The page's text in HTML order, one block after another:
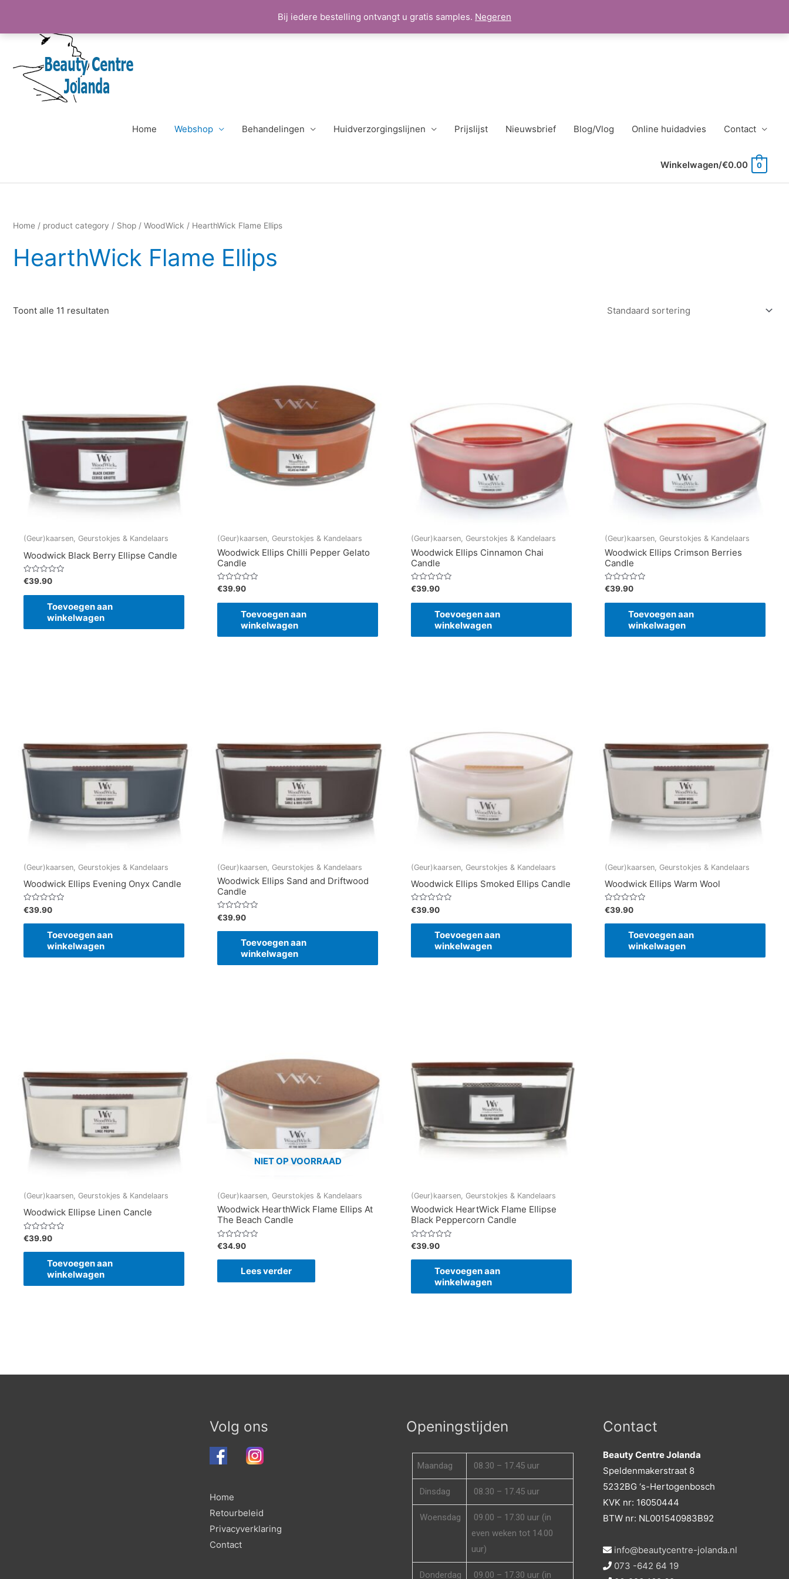
Bij iedere bestelling ontvangt u gratis samples. Negeren
Home Webshop Behandelingen Huidverzorgingslijnen Prijslijst Nieuwsbrief Blog/Vlog Online huidadvies Contact
Winkelwagen/€0.00 0
Home / product category / Shop / WoodWick / HearthWick Flame Ellips
HearthWick Flame Ellips
Toont alle 11 resultaten
(Geur)kaarsen, Geurstokjes & Kandelaars
Woodwick Black Berry Ellipse Candle
Gewaardeerd
uit
€39.90
Toevoegen aan
winkelwagen
(Geur)kaarsen, Geurstokjes & Kandelaars
Woodwick Ellips Chilli Pepper Gelato
Candle
Gewaardeerd
uit
€39.90
Toevoegen aan
winkelwagen
(Geur)kaarsen, Geurstokjes & Kandelaars
Woodwick Ellips Cinnamon Chai
Candle
Gewaardeerd
uit
€39.90
Toevoegen aan
winkelwagen
(Geur)kaarsen, Geurstokjes & Kandelaars
Woodwick Ellips Crimson Berries
Candle
Gewaardeerd
uit
€39.90
Toevoegen aan
winkelwagen
(Geur)kaarsen, Geurstokjes & Kandelaars
Woodwick Ellips Evening Onyx Candle
Gewaardeerd
0
uit
€39.90
Toevoegen aan
winkelwagen
(Geur)kaarsen, Geurstokjes & Kandelaars
Woodwick Ellips Sand and Driftwood
Candle
Gewaardeerd
0
uit
€39.90
Toevoegen aan
winkelwagen
(Geur)kaarsen, Geurstokjes & Kandelaars
Woodwick Ellips Smoked Ellips Candle
Gewaardeerd
0
uit
€39.90
Toevoegen aan
winkelwagen
(Geur)kaarsen, Geurstokjes & Kandelaars
Woodwick Ellips Warm Wool
Gewaardeerd
0
uit
€39.90
Toevoegen aan
winkelwagen
(Geur)kaarsen, Geurstokjes & Kandelaars
Woodwick Ellipse Linen Cancle
Gewaardeerd
uit
€39.90
Toevoegen aan
winkelwagen
NIET OP VOORRAAD
(Geur)kaarsen, Geurstokjes & Kandelaars
Woodwick HearthWick Flame Ellips At
The Beach Candle
Gewaardeerd
uit
€34.90
Lees verder
(Geur)kaarsen, Geurstokjes & Kandelaars
Woodwick HeartWick Flame Ellipse
Black Peppercorn Candle
Gewaardeerd
uit
€39.90
Toevoegen aan
winkelwagen
Volg ons
Home
Retourbeleid
Privacyverklaring
Contact
Openingstijden
Maandag 08.30 – 17.45 uur
Dinsdag 08.30 – 17.45 uur
Woensdag
09.00 – 17.30 uur (in
even weken tot 14.00
uur)
Donderdag 09.00 – 17.30 uur (in
Contact
Beauty Centre Jolanda
Speldenmakerstraat 8
5232BG ‘s-Hertogenbosch
KVK nr: 16050444
BTW nr: NL001540983B92
info@beautycentre-jolanda.nl
073 -642 64 19